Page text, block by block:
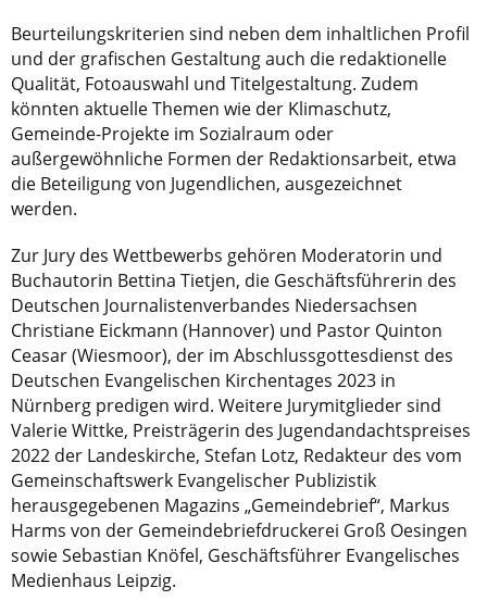
Beurteilungskriterien sind neben dem inhaltlichen Profil
und der grafischen Gestaltung auch die redaktionelle
Qualität, Fotoauswahl und Titelgestaltung. Zudem
könnten aktuelle Themen wie der Klimaschutz,
Gemeinde-Projekte im Sozialraum oder
außergewöhnliche Formen der Redaktionsarbeit, etwa
die Beteiligung von Jugendlichen, ausgezeichnet
werden.
Zur Jury des Wettbewerbs gehören Moderatorin und
Buchautorin Bettina Tietjen, die Geschäftsführerin des
Deutschen Journalistenverbandes Niedersachsen
Christiane Eickmann (Hannover) und Pastor Quinton
Ceasar (Wiesmoor), der im Abschlussgottesdienst des
Deutschen Evangelischen Kirchentages 2023 in
Nürnberg predigen wird. Weitere Jurymitglieder sind
Valerie Wittke, Preisträgerin des Jugendandachtspreises
2022 der Landeskirche, Stefan Lotz, Redakteur des vom
Gemeinschaftswerk Evangelischer Publizistik
herausgegebenen Magazins „Gemeindebrief“, Markus
Harms von der Gemeindebriefdruckerei Groß Oesingen
sowie Sebastian Knöfel, Geschäftsführer Evangelisches
Medienhaus Leipzig.